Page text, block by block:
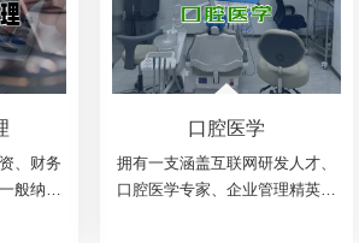
、财务
般纳税
口腔医学
拥有一支涵盖互联网研发人才、
口腔医学专家、企业管理精英组